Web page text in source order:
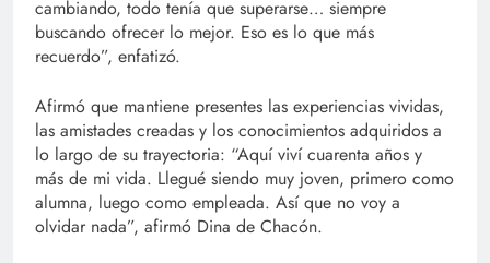
cambiando, todo tenía que superarse… siempre
buscando ofrecer lo mejor. Eso es lo que más
recuerdo”, enfatizó.
Afirmó que mantiene presentes las experiencias vividas,
las amistades creadas y los conocimientos adquiridos a
lo largo de su trayectoria: “Aquí viví cuarenta años y
más de mi vida. Llegué siendo muy joven, primero como
alumna, luego como empleada. Así que no voy a
olvidar nada”, afirmó Dina de Chacón.